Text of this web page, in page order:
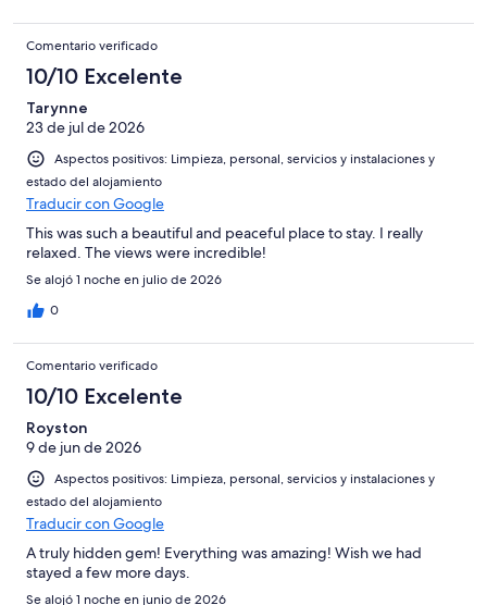
Comentario verificado
10/10 Excelente
Tarynne
23 de jul de 2026
Aspectos positivos: Limpieza, personal, servicios y instalaciones y
estado del alojamiento
Traducir con Google
This was such a beautiful and peaceful place to stay. I really
relaxed. The views were incredible!
Se alojó 1 noche en julio de 2026
0
Comentario verificado
10/10 Excelente
Royston
9 de jun de 2026
Aspectos positivos: Limpieza, personal, servicios y instalaciones y
estado del alojamiento
Traducir con Google
A truly hidden gem! Everything was amazing! Wish we had
stayed a few more days.
Se alojó 1 noche en junio de 2026